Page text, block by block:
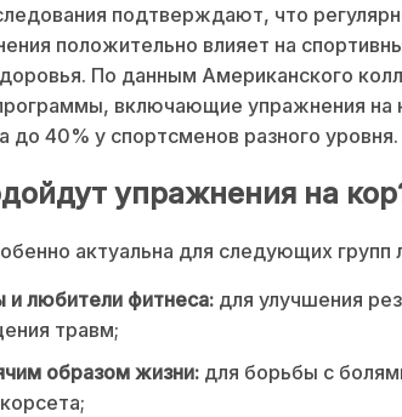
подтверждают, что
положительно влияет на
По данным Американского
включающие упражнения на
до 40% у спортсменов разного уровня.
упражнения на
актуальна для следующих групп
и любители фитнеса: для улучшения
травм;
образом жизни: для борьбы с